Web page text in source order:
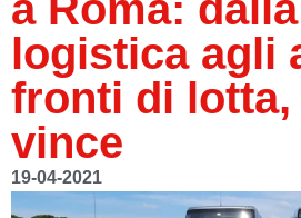
logistica agli
fronti di
vince
19-04-2021